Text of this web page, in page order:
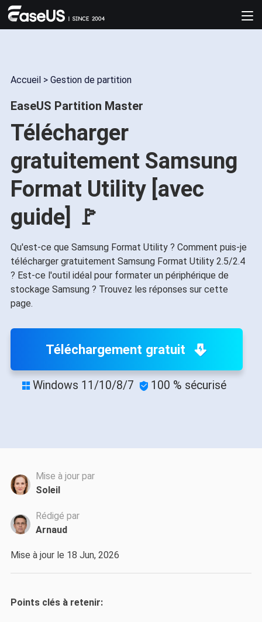
Accueil > Gestion de partition
EaseUS Partition Master
Télécharger
gratuitement Samsung
Format Utility [avec
guide] 🚩
Qu'est-ce que Samsung Format Utility ? Comment puis-je
télécharger gratuitement Samsung Format Utility 2.5/2.4
? Est-ce l'outil idéal pour formater un périphérique de
stockage Samsung ? Trouvez les réponses sur cette
page.
Téléchargement gratuit
 Windows 11/10/8/7  100 % sécurisé
Mise à jour par
Soleil
Rédigé par
Arnaud
Mise à jour le 18 Jun, 2026
Points clés à retenir: